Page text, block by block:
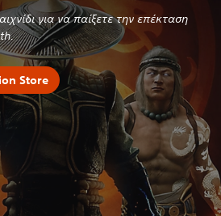
για να παίξετε την επέκταση
Store